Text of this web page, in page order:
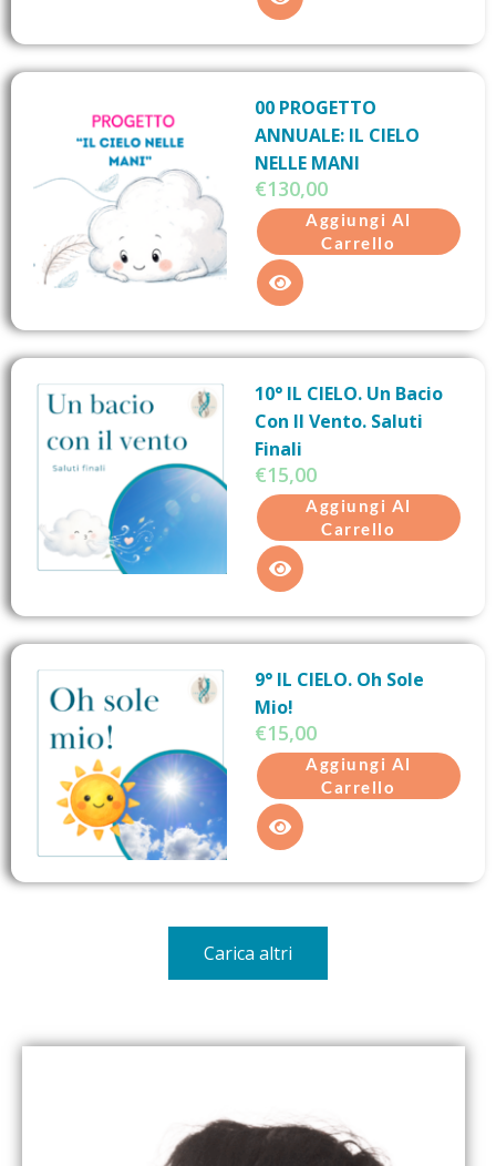
00 PROGETTO
ANNUALE: IL CIELO
NELLE MANI
€130,00
Aggiungi Al
Carrello
10° IL CIELO. Un Bacio
Con Il Vento. Saluti
Finali
€15,00
Aggiungi Al
Carrello
9° IL CIELO. Oh Sole
Mio!
€15,00
Aggiungi Al
Carrello
Carica altri